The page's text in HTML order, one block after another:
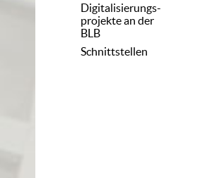
Digitalisierungs-
projekte an der
BLB
Schnittstellen